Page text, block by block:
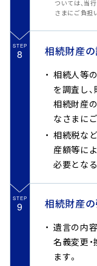
ついては、当
さまにご負担
STEP
8 相続財産の
相続人等
を調査し
相続財産
なさまに
相続税な
産額等に
必要とな
STEP
9 相続財産の
遺言の内
名義変更
ます。